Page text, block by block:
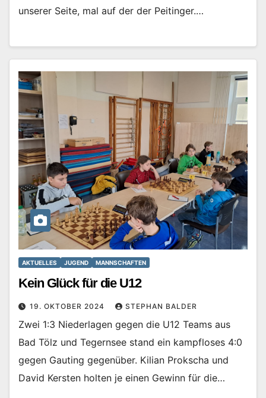
unserer Seite, mal auf der der Peitinger.…
AKTUELLES JUGEND MANNSCHAFTEN
Kein Glück für die U12
19. OKTOBER 2024 STEPHAN BALDER
Zwei 1:3 Niederlagen gegen die U12 Teams aus
Bad Tölz und Tegernsee stand ein kampfloses 4:0
gegen Gauting gegenüber. Kilian Prokscha und
David Kersten holten je einen Gewinn für die…